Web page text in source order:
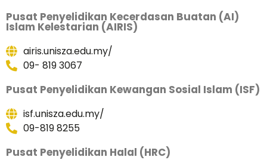
Pusat Penyelidikan Kecerdasan Buatan (AI)
Islam Kelestarian (AIRIS)
airis.unisza.edu.my/
09- 819 3067
Pusat Penyelidikan Kewangan Sosial Islam (ISF)
isf.unisza.edu.my/
09-819 8255
Pusat Penyelidikan Halal (HRC)